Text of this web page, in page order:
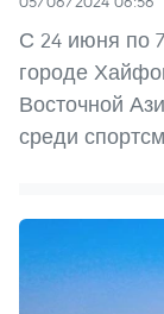
С 24 июня по
городе
Восточной
среди